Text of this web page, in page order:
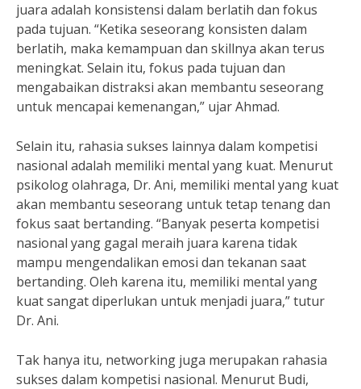
juara adalah konsistensi dalam berlatih dan fokus
pada tujuan. “Ketika seseorang konsisten dalam
berlatih, maka kemampuan dan skillnya akan terus
meningkat. Selain itu, fokus pada tujuan dan
mengabaikan distraksi akan membantu seseorang
untuk mencapai kemenangan,” ujar Ahmad.
Selain itu, rahasia sukses lainnya dalam kompetisi
nasional adalah memiliki mental yang kuat. Menurut
psikolog olahraga, Dr. Ani, memiliki mental yang kuat
akan membantu seseorang untuk tetap tenang dan
fokus saat bertanding. “Banyak peserta kompetisi
nasional yang gagal meraih juara karena tidak
mampu mengendalikan emosi dan tekanan saat
bertanding. Oleh karena itu, memiliki mental yang
kuat sangat diperlukan untuk menjadi juara,” tutur
Dr. Ani.
Tak hanya itu, networking juga merupakan rahasia
sukses dalam kompetisi nasional. Menurut Budi,